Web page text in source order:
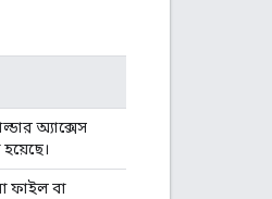
অ্যাক্সেস
ফাইল বা